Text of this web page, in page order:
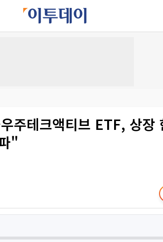
주테크액티브 ETF, 상장
"